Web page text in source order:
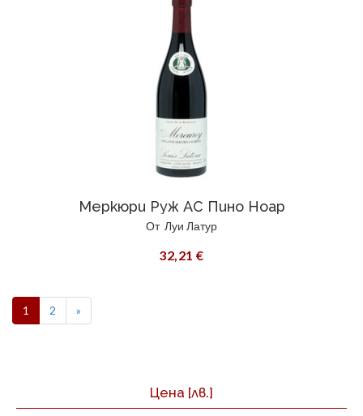
Меркюри Руж AC Пино Ноар
От Луи Латур
32,21 €
1 2 »
Цена [лв.]